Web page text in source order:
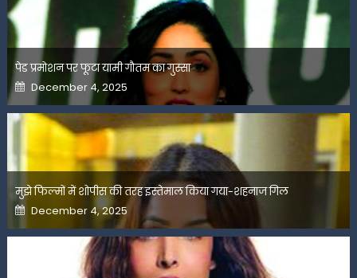
पेड प्रमोशन पर फूटा यामी गौतम का गुस्सा
Posted
on
December 4, 2025
मुझे फिल्मों में शोपीस की तरह इस्तेमाल किया गया-शहनाज गिल
Posted
on
December 4, 2025